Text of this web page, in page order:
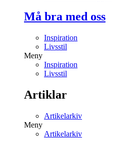
Må bra med oss
Inspiration
Livsstil
Meny
Inspiration
Livsstil
Artiklar
Artikelarkiv
Meny
Artikelarkiv